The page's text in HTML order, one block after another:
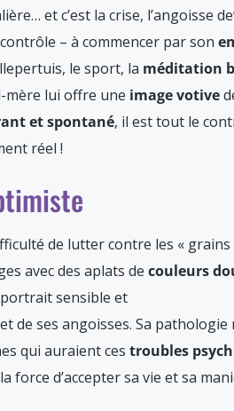
et c’est la crise, l’angoisse
– à commencer par son
le sport, la méditation
mère lui offre une image votive
et spontané, il est tout le
réel !
de lutter contre les «
avec des aplats de couleurs
portrait sensible et
de ses angoisses. Sa
qui auraient ces troubles
force d’accepter sa vie et sa